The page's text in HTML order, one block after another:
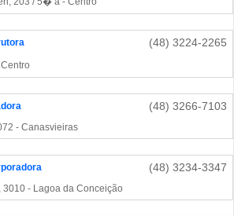
(48) 3224-2265
(48) 3266-7103
- Canasvieiras
(48) 3234-3347
3010 - Lagoa da Conceição